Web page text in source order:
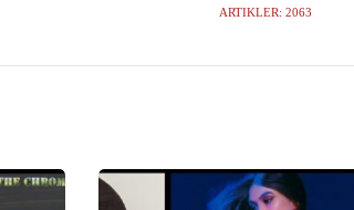
ARTIKLER: 2063